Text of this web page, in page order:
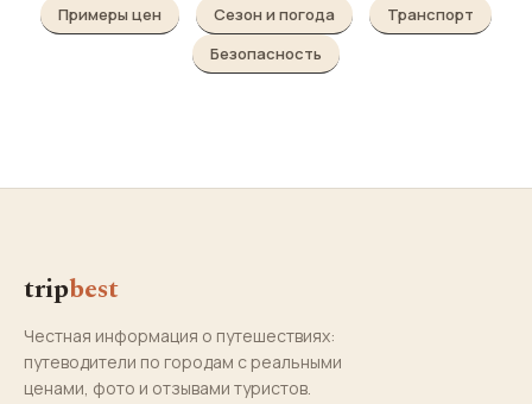
Примеры цен Сезон и погода
Транспорт
Безопасность
tripbest
Честная информация о путешествиях:
путеводители по городам с реальными
ценами, фото и отзывами туристов.